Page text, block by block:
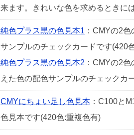
来ます。きれいな色を求めるときに
純色プラス黒の色見本1 ：CMYの2
サンプルのチェックカードです(420
純色プラス黒の色見本2 ：CMYの2
えた色の配色サンプルのチェックカ
CMYにちょい足し色見本 ：C100と
色見本です(420色:重複色有)